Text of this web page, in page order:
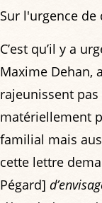
Sur l'urgence
C’est qu’il y a
Maxime Dehan,
rajeunissent
matériellement
familial mais
cette lettre
Pégard]